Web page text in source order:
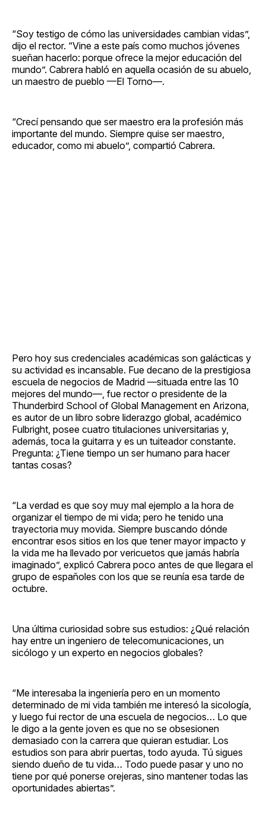
“Soy testigo de cómo las universidades cambian vidas”,
dijo el rector. “Vine a este país como muchos jóvenes
sueñan hacerlo: porque ofrece la mejor educación del
mundo”. Cabrera habló en aquella ocasión de su abuelo,
un maestro de pueblo —El Torno—.
“Crecí pensando que ser maestro era la profesión más
importante del mundo. Siempre quise ser maestro,
educador, como mi abuelo”, compartió Cabrera.
Pero hoy sus credenciales académicas son galácticas y
su actividad es incansable. Fue decano de la prestigiosa
escuela de negocios de Madrid —situada entre las 10
mejores del mundo—, fue rector o presidente de la
Thunderbird School of Global Management en Arizona,
es autor de un libro sobre liderazgo global, académico
Fulbright, posee cuatro titulaciones universitarias y,
además, toca la guitarra y es un tuiteador constante.
Pregunta: ¿Tiene tiempo un ser humano para hacer
tantas cosas?
“La verdad es que soy muy mal ejemplo a la hora de
organizar el tiempo de mi vida; pero he tenido una
trayectoria muy movida. Siempre buscando dónde
encontrar esos sitios en los que tener mayor impacto y
la vida me ha llevado por vericuetos que jamás habría
imaginado”, explicó Cabrera poco antes de que llegara el
grupo de españoles con los que se reunía esa tarde de
octubre.
Una última curiosidad sobre sus estudios: ¿Qué relación
hay entre un ingeniero de telecomunicaciones, un
sicólogo y un experto en negocios globales?
“Me interesaba la ingeniería pero en un momento
determinado de mi vida también me interesó la sicología,
y luego fui rector de una escuela de negocios… Lo que
le digo a la gente joven es que no se obsesionen
demasiado con la carrera que quieran estudiar. Los
estudios son para abrir puertas, todo ayuda. Tú sigues
siendo dueño de tu vida… Todo puede pasar y uno no
tiene por qué ponerse orejeras, sino mantener todas las
oportunidades abiertas”.